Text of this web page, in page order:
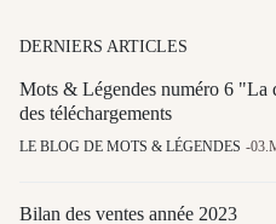
DERNIERS ARTICLES
Mots & Légendes numéro 6 "La
des téléchargements
LE BLOG DE MOTS & LÉGENDES
Bilan des ventes année 2023